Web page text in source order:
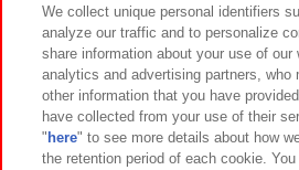
イベント・キャンペーン
関連会社 サステナビリティ
We collect unique personal identifiers
analyze our traffic and to personalize
share information about your use of our
analytics and advertising partners, who
other information that you have
have collected from your use of their
" here" to see more details about how
the retention period of each cookie.